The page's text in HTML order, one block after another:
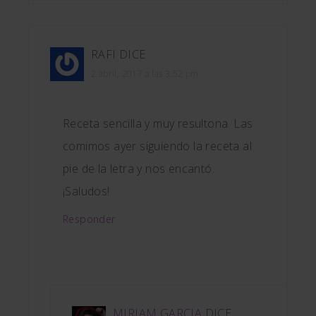
RAFI DICE
Receta sencilla y muy resultona. Las
comimos ayer siguiendo la receta al
pie de la letra y nos encantó.
¡Saludos!
Responder